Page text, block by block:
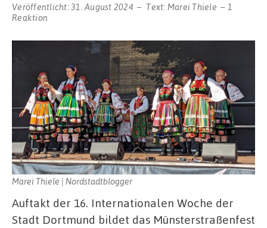
Veröffentlicht: 31. August 2024 Text: Marei Thiele
1
Reaktion
Marei Thiele | Nordstadtblogger
Auftakt der 16. Internationalen Woche der
Stadt Dortmund bildet das Münsterstraßenfest